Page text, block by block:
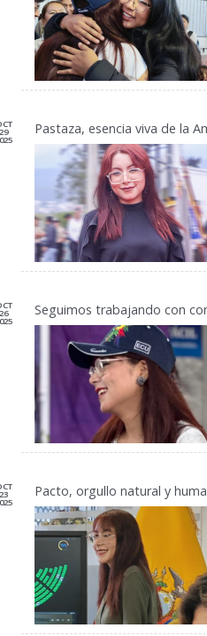
29 Pastaza, esencia viva de la
26 Seguimos trabajando con
23 Pacto, orgullo natural y